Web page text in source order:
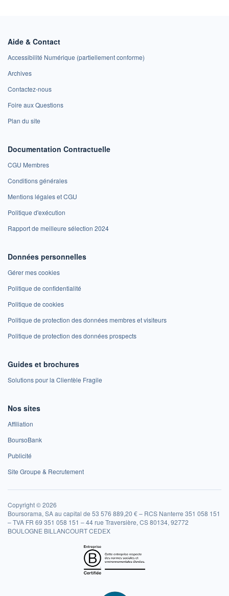
Aide & Contact
Accessibilité Numérique (partiellement conforme)
Archives
Contactez-nous
Foire aux Questions
Plan du site
Documentation Contractuelle
CGU Membres
Conditions générales
Mentions légales et CGU
Politique d'exécution
Rapport de meilleure sélection 2024
Données personnelles
Gérer mes cookies
Politique de confidentialité
Politique de cookies
Politique de protection des données membres et visiteurs
Politique de protection des données prospects
Guides et brochures
Solutions pour la Clientèle Fragile
Nos sites
Affiliation
BoursoBank
Publicité
Site Groupe & Recrutement
Copyright © 2026
Boursorama, SA au capital de 53 576 889,20 € – RCS Nanterre 351 058 151
– TVA FR 69 351 058 151 – 44 rue Traversière, CS 80134, 92772
BOULOGNE BILLANCOURT CEDEX